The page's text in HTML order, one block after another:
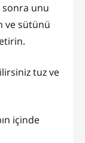
sonra unu
ve sütünü
tuz ve
içinde